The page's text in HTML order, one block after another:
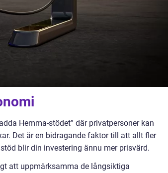
Hemma-stödet” där privatpersoner kan
Det är en bidragande faktor till att allt fler
blir din investering ännu mer prisvärd.
att uppmärksamma de långsiktiga